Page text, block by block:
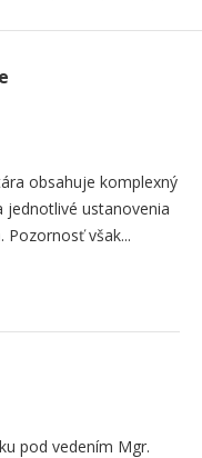
obsahuje komplexný
jednotlivé ustanovenia
Pozornosť však...
pod vedením Mgr.